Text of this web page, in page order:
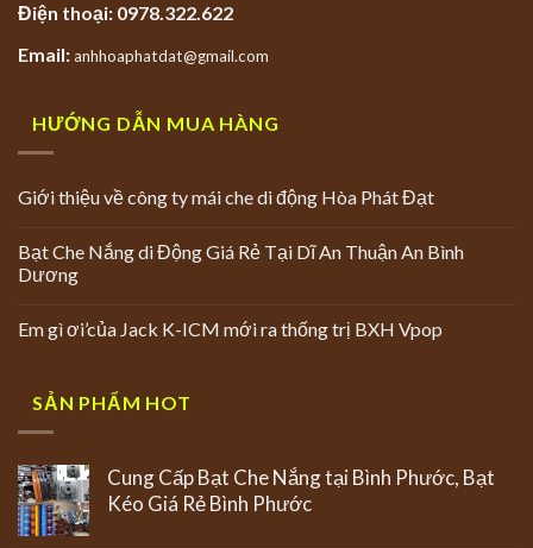
Điện thoại: 0978.322.622
Email:anhhoaphatdat@gmail.com
HƯỚNG DẪN MUA HÀNG
Giới thiệu về công ty mái che di động Hòa Phát Đạt
Bạt Che Nắng di Động Giá Rẻ Tại Dĩ An Thuận An Bình
Dương
Em gì ơi’của Jack K-ICM mới ra thống trị BXH Vpop
SẢN PHẨM HOT
Cung Cấp Bạt Che Nắng tại Bình Phước, Bạt
Kéo Giá Rẻ Bình Phước